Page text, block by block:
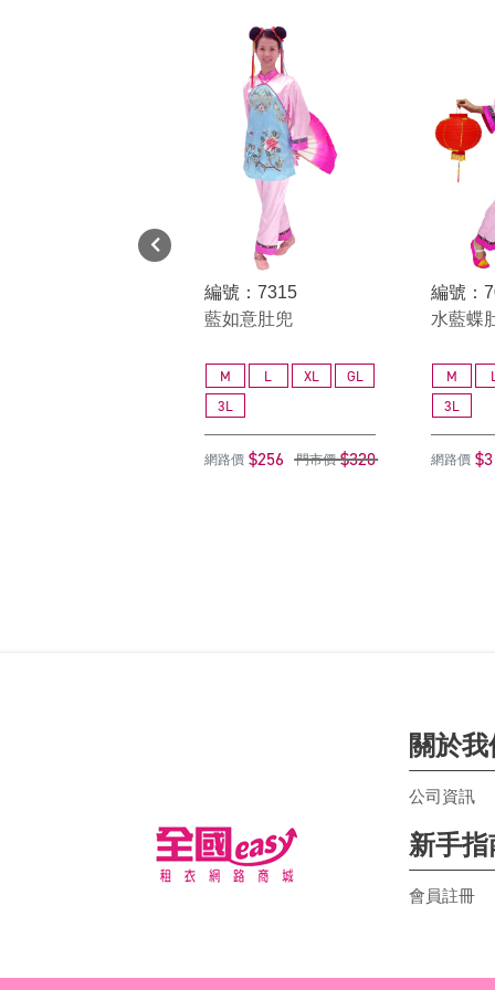
編號：7315
藍如意肚兜
M L XL
GL
3L
網路價 $256 門市價 $320
編號：
水藍蝶
M
3L
網路價
關於我
公司資訊
新手指
會員註冊